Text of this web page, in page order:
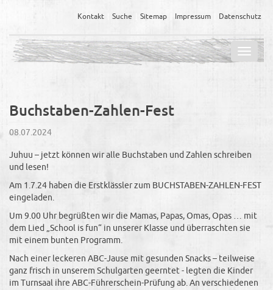
Kontakt Suche Sitemap Impressum Datenschutz
Buchstaben-Zahlen-Fest
08.07.2024
Juhuu – jetzt können wir alle Buchstaben und Zahlen schreiben
und lesen!
Am 1.7.24 haben die Erstklässler zum BUCHSTABEN-ZAHLEN-FEST
eingeladen.
Um 9.00 Uhr begrüßten wir die Mamas, Papas, Omas, Opas … mit
dem Lied „School is fun“ in unserer Klasse und überraschten sie
mit einem bunten Programm.
Nach einer leckeren ABC-Jause mit gesunden Snacks – teilweise
ganz frisch in unserem Schulgarten geerntet - legten die Kinder
im Turnsaal ihre ABC-Führerschein-Prüfung ab. An verschiedenen